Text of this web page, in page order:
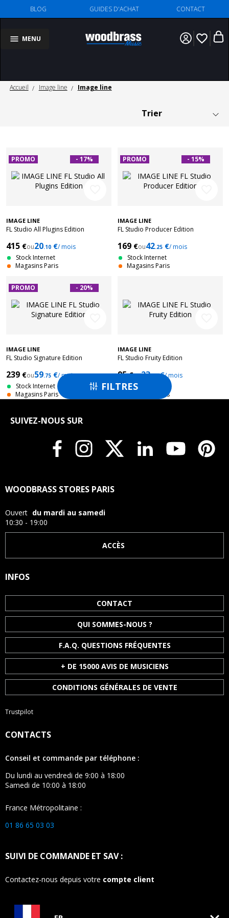
BLOG GUIDES D'ACHAT CONTACT
MENU favorite_border
Accueil Image line Image line
 FILTRES
PROMO - 17%
IMAGE LINE
FL Studio All Plugins Edition
415 €ou20.10 €/ mois
Stock Internet
Magasins Paris
PROMO - 15%
IMAGE LINE
FL Studio Producer Edition
169 €ou42.25 €/ mois
Stock Internet
Magasins Paris
PROMO - 20%
IMAGE LINE
FL Studio Signature Edition
239 €ou59.75 €/ mois
Stock Internet
Magasins Paris
IMAGE LINE
FL Studio Fruity Edition
95€ou23.75€/ mois
Stock Internet
Magasins Paris
SUIVEZ-NOUS SUR
CONTACTS
Conseil et commande par téléphone :
Du lundi au vendredi de 9:00 à 18:00
Samedi de 10:00 à 18:00
France Métropolitaine :
01 86 65 03 03
SUIVI DE COMMANDE ET SAV :
Contactez-nous depuis votre compte client
INFOS
CONTACT
QUI SOMMES-NOUS ?
F.A.Q. QUESTIONS FRÉQUENTES
+ DE 15000 AVIS DE MUSICIENS
CONDITIONS GÉNÉRALES DE VENTE
WOODBRASS STORES PARIS
Ouvert du mardi au samedi
10:30 - 19:00
ACCÈS
Trustpilot